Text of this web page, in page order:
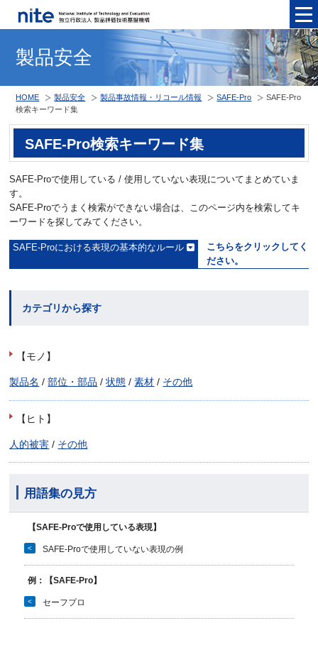
製品安全
HOME 製品安全 製品事故情報・リコール情報 SAFE-Pro
SAFE-Pro
検索キーワード集
SAFE-Pro検索キーワード集
SAFE-Proで使用している / 使用していない表現についてまとめていま
す。
SAFE-Proでうまく検索ができない場合は、このページ内を検索してキ
ーワードを探してみてください。
SAFE-Proにおける表現の基本的なルール
こちらをクリックしてく
ださい。
カテゴリから探す
【モノ】
製品名 /部位・部品 /状態 /素材 / その他
【ヒト】
人的被害 / その他
用語集の見方
【SAFE-Proで使用している表現】
< SAFE-Proで使用していない表現の例
例：【SAFE-Pro】
< セーフプロ